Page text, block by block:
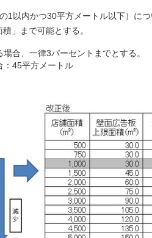
1以内かつ30平方メートル以下）に
」まで可能とする。
合、一律3パーセントまでとする。
：45平方メートル